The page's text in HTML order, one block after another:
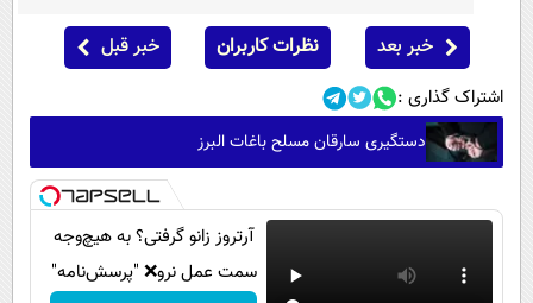
خبر بعد نظرات کاربران خبر قبل
اشتراک گذاری :
دستگیری سارقان مسلح باغات البرز
آرتروز زانو گرفتی؟ به هیچ‌وجه
سمت عمل نرو❌ "پرسش‌نامه"